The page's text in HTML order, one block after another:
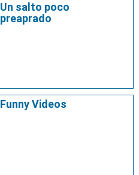
Un salto poco
preaprado
Funny Videos